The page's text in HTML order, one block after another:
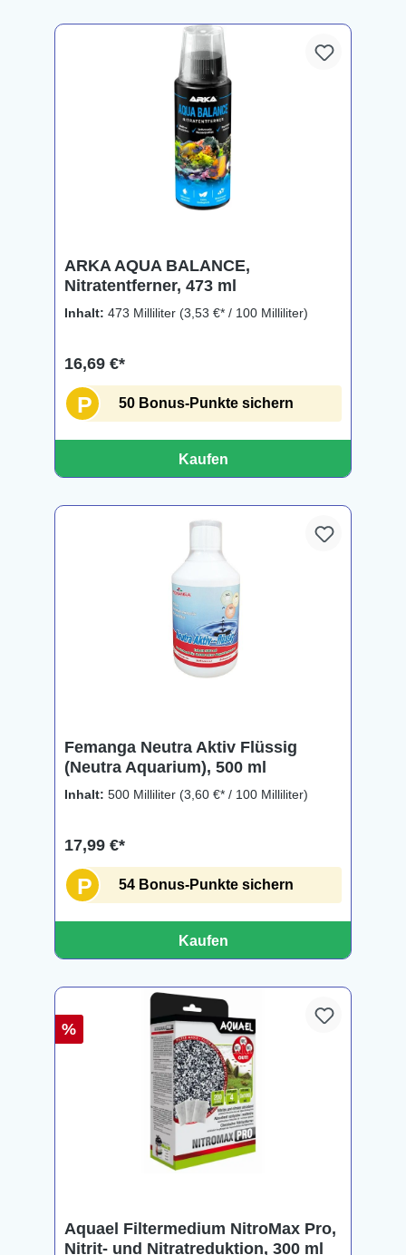
ARKA AQUA BALANCE,
Nitratentferner, 473 ml
Inhalt: 473 Milliliter (3,53 €* / 100 Milliliter)
16,69 €*
P 50 Bonus-Punkte sichern
Kaufen
Femanga Neutra Aktiv Flüssig
(Neutra Aquarium), 500 ml
Inhalt: 500 Milliliter (3,60 €* / 100 Milliliter)
17,99 €*
P 54 Bonus-Punkte sichern
Kaufen
%
Aquael Filtermedium NitroMax Pro,
Nitrit- und Nitratreduktion, 300 ml